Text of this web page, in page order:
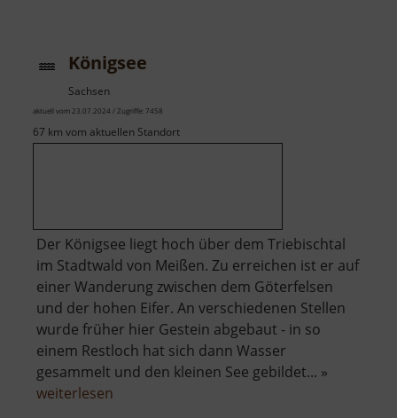
Königsee
Sachsen
aktuell vom 23.07.2024 / Zugriffe: 7458
67 km vom aktuellen Standort
Der Königsee liegt hoch über dem Triebischtal
im Stadtwald von Meißen. Zu erreichen ist er auf
einer Wanderung zwischen dem Göterfelsen
und der hohen Eifer. An verschiedenen Stellen
wurde früher hier Gestein abgebaut - in so
einem Restloch hat sich dann Wasser
gesammelt und den kleinen See gebildet... »
weiterlesen